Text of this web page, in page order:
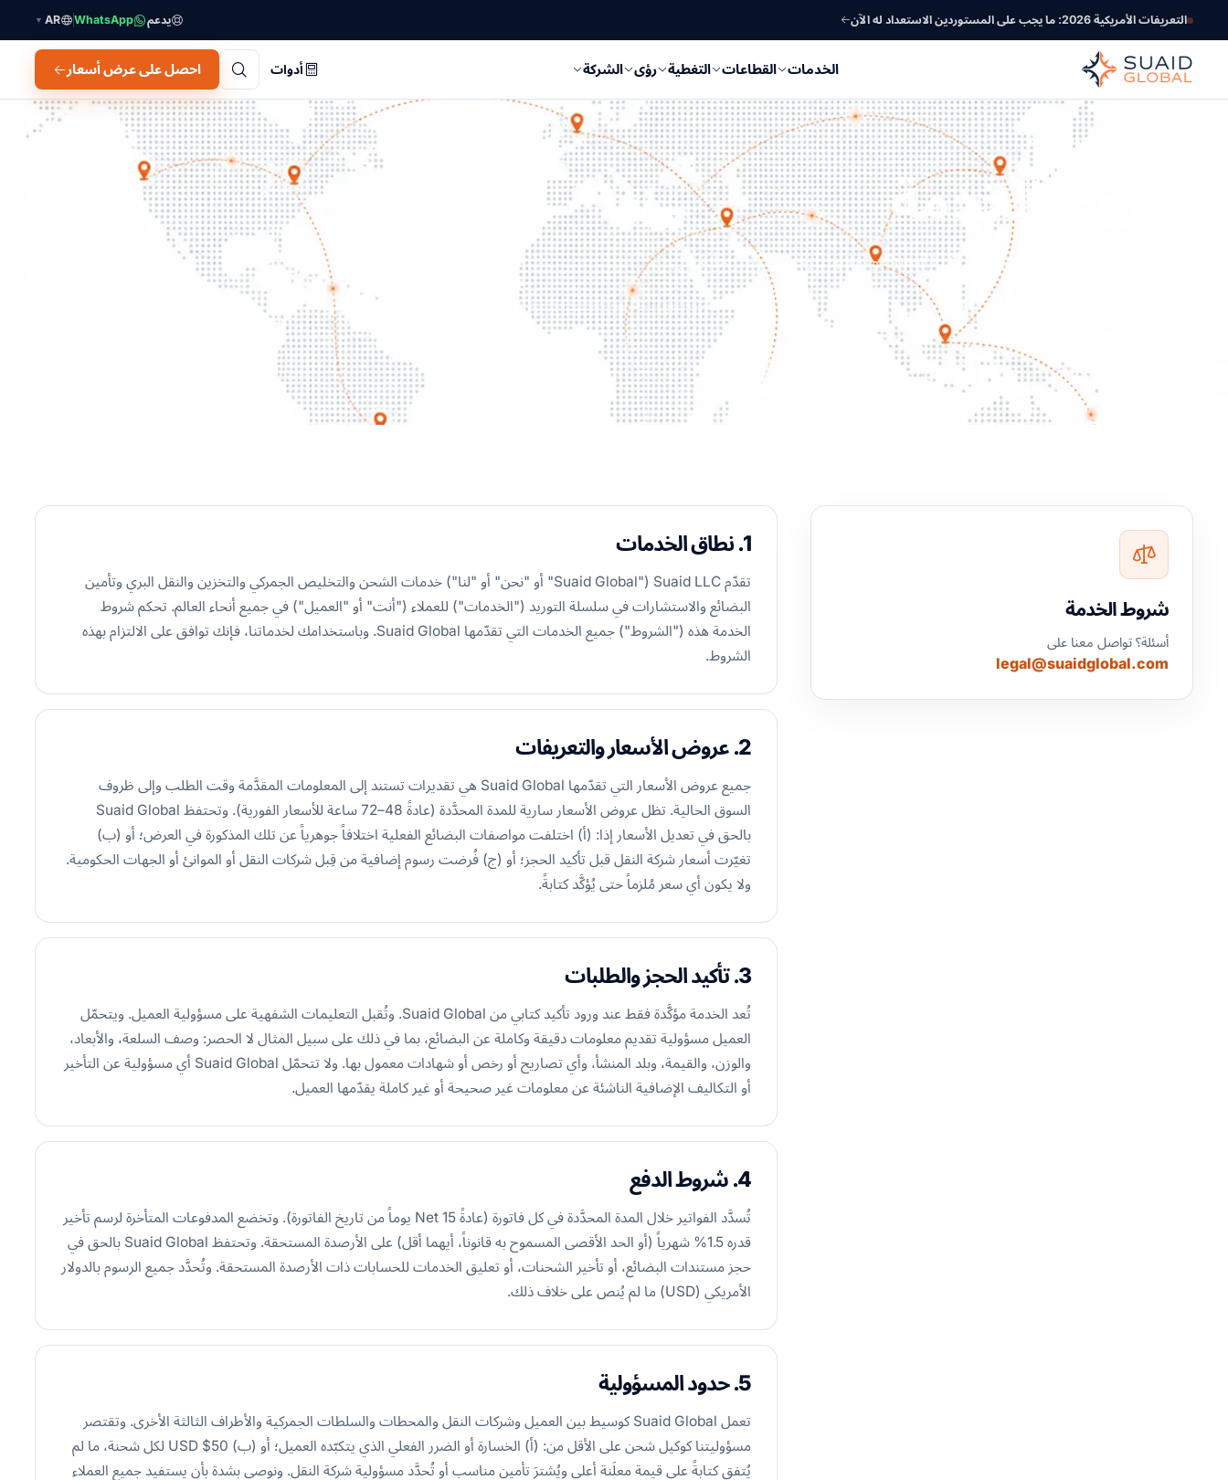
التعريفات الأمريكية 2026: ما يجب على المستوردين الاستعداد له الآن يدعم WhatsApp
AR
▼
الخدمات القطاعات التغطية رؤى الشركة أدوات احصل على عرض أسعار
شروط الخدمة
شروط الخدمة
شروط الخدمة هذه تحكم العلاقة بين Suaid LLC وعملائها. يرجى القراءة بعناية قبل
شروط الخدمة
أسئلة؟ تواصل معنا على
legal@suaidglobal.com
1. نطاق الخدمات
تقدّم Suaid LLC ("Suaid Global" أو "نحن" أو "لنا") خدمات الشحن والتخليص الجمركي والتخزين والنقل البري وتأمين
البضائع والاستشارات في سلسلة التوريد ("الخدمات") للعملاء ("أنت" أو "العميل") في جميع أنحاء العالم. تحكم شروط
الخدمة هذه ("الشروط") جميع الخدمات التي تقدّمها Suaid Global. وباستخدامك لخدماتنا، فإنك توافق على الالتزام بهذه
الشروط.
2. عروض الأسعار والتعريفات
جميع عروض الأسعار التي تقدّمها Suaid Global هي تقديرات تستند إلى المعلومات المقدَّمة وقت الطلب وإلى ظروف
السوق الحالية. تظل عروض الأسعار سارية للمدة المحدَّدة (عادةً 48–72 ساعة للأسعار الفورية). وتحتفظ Suaid Global
بالحق في تعديل الأسعار إذا: (أ) اختلفت مواصفات البضائع الفعلية اختلافاً جوهرياً عن تلك المذكورة في العرض؛ أو (ب)
تغيّرت أسعار شركة النقل قبل تأكيد الحجز؛ أو (ج) فُرضت رسوم إضافية من قِبل شركات النقل أو الموانئ أو الجهات الحكومية.
ولا يكون أي سعر مُلزماً حتى يُؤكَّد كتابةً.
3. تأكيد الحجز والطلبات
تُعد الخدمة مؤكَّدة فقط عند ورود تأكيد كتابي من Suaid Global. وتُقبل التعليمات الشفهية على مسؤولية العميل. ويتحمّل
العميل مسؤولية تقديم معلومات دقيقة وكاملة عن البضائع، بما في ذلك على سبيل المثال لا الحصر: وصف السلعة، والأبعاد،
والوزن، والقيمة، وبلد المنشأ، وأي تصاريح أو رخص أو شهادات معمول بها. ولا تتحمّل Suaid Global أي مسؤولية عن التأخير
أو التكاليف الإضافية الناشئة عن معلومات غير صحيحة أو غير كاملة يقدّمها العميل.
4. شروط الدفع
تُسدَّد الفواتير خلال المدة المحدَّدة في كل فاتورة (عادةً Net 15 يوماً من تاريخ الفاتورة). وتخضع المدفوعات المتأخرة لرسم تأخير
قدره 1.5% شهرياً (أو الحد الأقصى المسموح به قانوناً، أيهما أقل) على الأرصدة المستحقة. وتحتفظ Suaid Global بالحق في
حجز مستندات البضائع، أو تأخير الشحنات، أو تعليق الخدمات للحسابات ذات الأرصدة المستحقة. وتُحدَّد جميع الرسوم بالدولار
الأمريكي (USD) ما لم يُنص على خلاف ذلك.
5. حدود المسؤولية
تعمل Suaid Global كوسيط بين العميل وشركات النقل والمحطات والسلطات الجمركية والأطراف الثالثة الأخرى. وتقتصر
مسؤوليتنا كوكيل شحن على الأقل من: (أ) الخسارة أو الضرر الفعلي الذي يتكبّده العميل؛ أو (ب) USD $50 لكل شحنة، ما لم
يُتفق كتابةً على قيمة معلَنة أعلى ويُشترَ تأمين مناسب أو تُحدَّد مسؤولية شركة النقل. ونوصي بشدة بأن يستفيد جميع العملاء